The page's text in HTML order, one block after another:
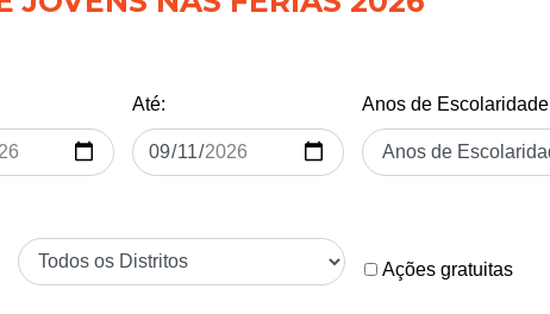
Até: Anos de Escolaridade
Ações gratuitas